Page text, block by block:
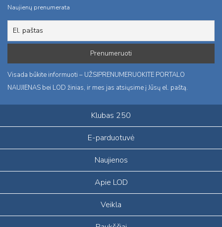
Naujienų prenumerata
Visada būkite informuoti – UŽSIPRENUMERUOKITE PORTALO
NAUJIENAS bei LOD žinias, ir mes jas atsiųsime į Jūsų el. paštą.
Klubas 250
E-parduotuvė
Naujienos
Apie LOD
Veikla